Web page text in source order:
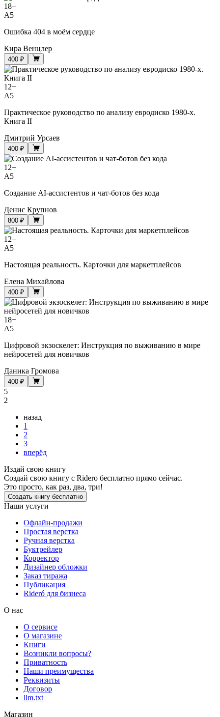
18+
A5
Ошибка 404 в моём сердце
Кира Венцлер
400 ₽
12+
A5
Практическое руководство по анализу евродиско 1980-х.
Книга II
Дмитрий Урсаев
400 ₽
12+
A5
Создание AI-ассистентов и чат-ботов без кода
Денис Крупнов
800 ₽
12+
A5
Настоящая реальность. Карточки для маркетплейсов
Елена Михайлова
400 ₽
18+
A5
Цифровой экзоскелет: Инструкция по выживанию в мире
нейросетей для новичков
Даника Громова
400 ₽
5
2
назад
1
2
3
вперёд
Издай свою книгу
Создай свою книгу с Ridero бесплатно прямо сейчас.
Это просто, как раз, два, три!
Создать книгу бесплатно
Наши услуги
Офлайн-продажи
Простая верстка
Ручная верстка
Буктрейлер
Корректор
Дизайнер обложки
Заказ тиража
Публикация
Rideró для бизнеса
О нас
О сервисе
О магазине
Книги
Возникли вопросы?
Приватность
Наши преимущества
Реквизиты
Договор
llm.txt
Магазин